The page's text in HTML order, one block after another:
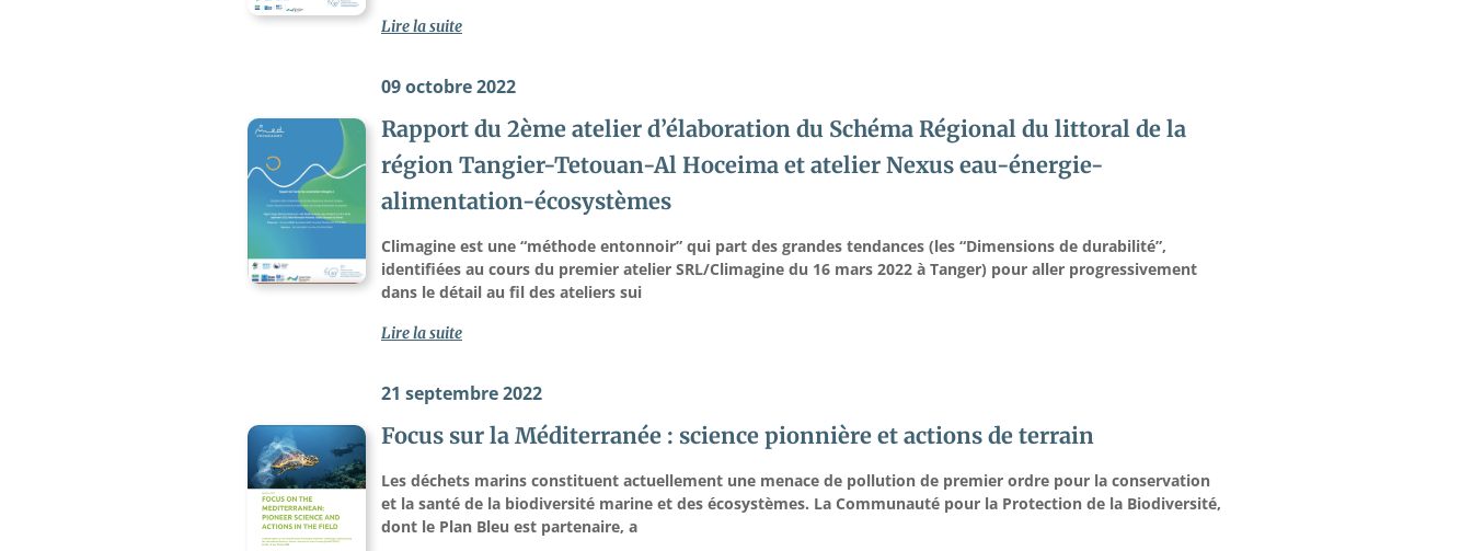
Lire la suite
09 octobre 2022
Rapport du 2ème atelier d’élaboration du Schéma Régional du littoral de la
région Tangier-Tetouan-Al Hoceima et atelier Nexus eau-énergie-
alimentation-écosystèmes
Climagine est une “méthode entonnoir” qui part des grandes tendances (les “Dimensions de durabilité”,
identifiées au cours du premier atelier SRL/Climagine du 16 mars 2022 à Tanger) pour aller progressivement
dans le détail au fil des ateliers sui
Lire la suite
21 septembre 2022
Focus sur la Méditerranée : science pionnière et actions de terrain
Les déchets marins constituent actuellement une menace de pollution de premier ordre pour la conservation
et la santé de la biodiversité marine et des écosystèmes. La Communauté pour la Protection de la Biodiversité,
dont le Plan Bleu est partenaire, a